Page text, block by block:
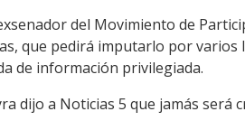
del Movimiento de
que pedirá imputarlo por
de información privilegiada.
dijo a Noticias 5 que jamás será